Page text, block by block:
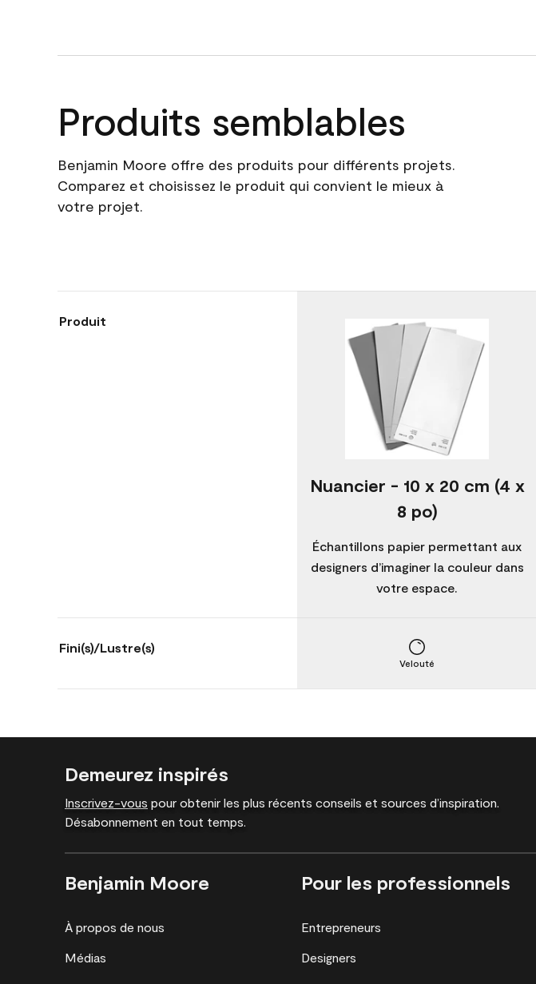
Produits semblables
Benjamin Moore offre des produits pour différents projets.
Comparez et choisissez le produit qui convient le mieux à
votre projet.
Produit
Nuancier - 10 x 20 cm (4 x
8 po)
Échantillons papier permettant aux
designers d’imaginer la couleur dans
votre espace.
Fini(s)/Lustre(s)
Velouté
Demeurez inspirés
Inscrivez-vous pour obtenir les plus récents conseils et sources d’inspiration.
Désabonnement en tout temps.
Benjamin Moore
À propos de nous
Médias
Pour les professionnels
Entrepreneurs
Designers